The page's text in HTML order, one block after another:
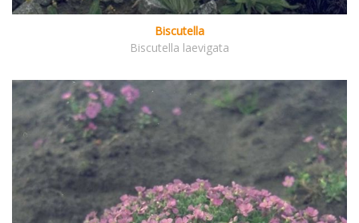
Biscutella
Biscutella laevigata